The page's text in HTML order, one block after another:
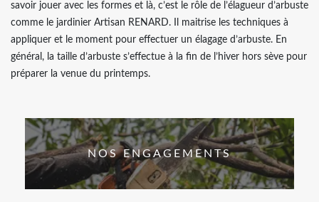
savoir jouer avec les formes et là, c’est le rôle de l’élagueur d’arbuste
comme le jardinier Artisan RENARD. Il maitrise les techniques à
appliquer et le moment pour effectuer un élagage d’arbuste. En
général, la taille d’arbuste s’effectue à la fin de l’hiver hors sève pour
préparer la venue du printemps.
NOS ENGAGEMENTS